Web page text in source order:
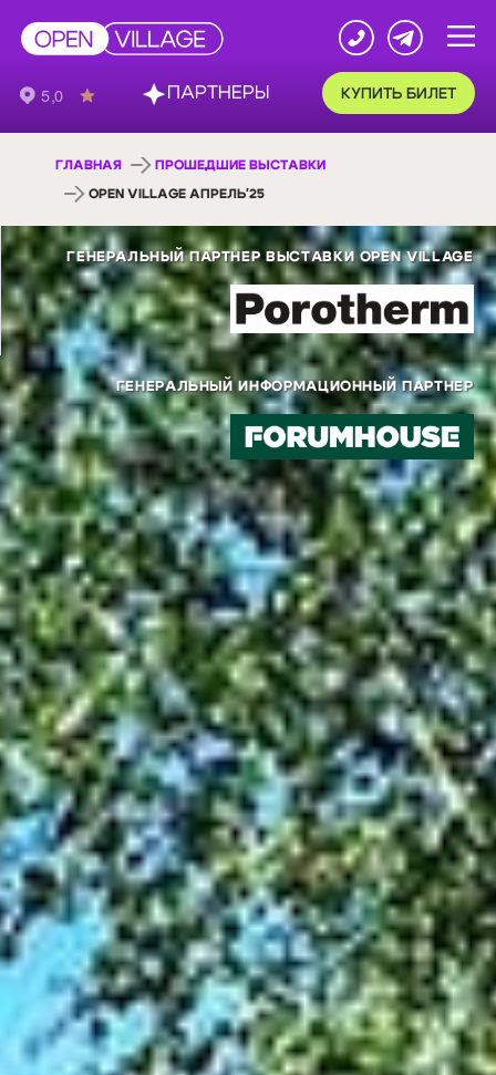
КУПИТЬ БИЛЕТ
ГЛАВНАЯ ПРОШЕДШИЕ ВЫСТАВКИ
OPEN VILLAGE АПРЕЛЬ'25
ГЕНЕРАЛЬНЫЙ ПАРТНЕР ВЫСТАВКИ OPEN VILLAGE
ГЕНЕРАЛЬНЫЙ ИНФОРМАЦИОННЫЙ ПАРТНЕР